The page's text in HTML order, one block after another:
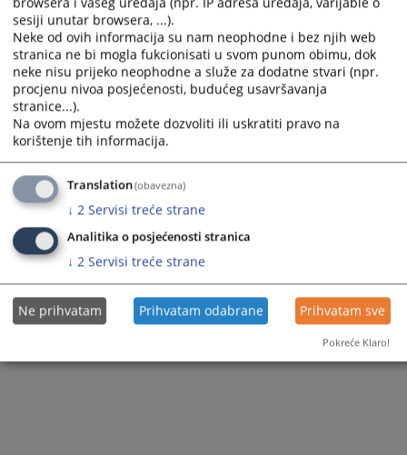
select
a
date.
Press
the
question
mark
key
the
keyboard
changing
a
date.
Press
the
question
mark
for
1 - 1 / 1
1
sesiji unutar browsera, ...).
Neke od ovih informacija su nam neophodne i bez njih web
stranica ne bi mogla fukcionisati u svom punom obimu, dok
neke nisu prijeko neophodne a služe za dodatne stvari (npr.
procjenu nivoa posjećenosti, budućeg usavršavanja
stranice...).
Na ovom mjestu možete dozvoliti ili uskratiti pravo na
korištenje tih informacija.
Translation(obavezna)
↓ 2 Servisi treće strane
Analitika o posjećenosti stranica
↓ 2 Servisi treće strane
Ne prihvatam Prihvatam odabrane Prihvatam sve
Pokreće Klaro!